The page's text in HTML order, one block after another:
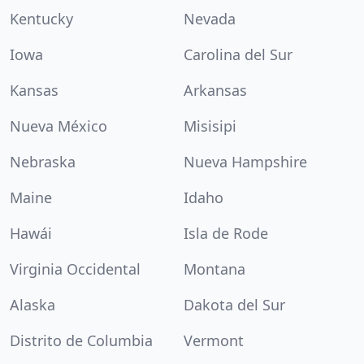
Kentucky
Nevada
Iowa
Carolina del Sur
Kansas
Arkansas
Nueva México
Misisipi
Nebraska
Nueva Hampshire
Maine
Idaho
Hawái
Isla de Rode
Virginia Occidental
Montana
Alaska
Dakota del Sur
Distrito de Columbia
Vermont